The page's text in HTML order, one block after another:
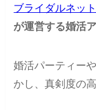
ブライダルネット
が運営する婚活
婚活パーティー
かし、真剣度の